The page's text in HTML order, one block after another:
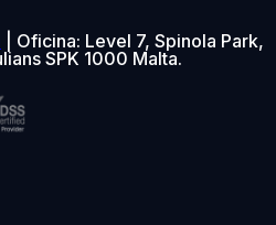
| Oficina: Level 7, Spinola Park,
SPK 1000 Malta.